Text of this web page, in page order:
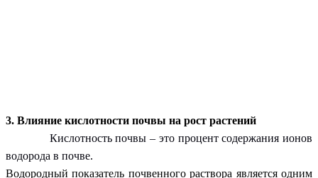
3. Влияние кислотности почвы на рост растений
Кислотность почвы – это процент содержания ионов
водорода в почве.
Водородный показатель почвенного раствора является одним